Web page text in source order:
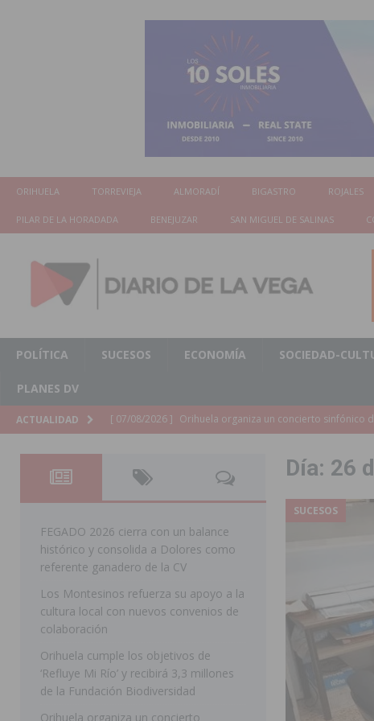
ORIHUELA TORREVIEJA ALMORADÍ BIGASTRO ROJALES
PILAR DE LA HORADADA BENEJUZAR SAN MIGUEL DE SALINAS
POLÍTICA SUCESOS ECONOMÍA SOCIEDAD-
PLANES DV
ACTUALIDAD [ 07/08/2026 ] El Ayuntamiento de Almoradí mejora la
[ 07/08/2026 ]
Educación destina 1,2 millones
[ 07/08/2026 ] La Policía Nacional desarticula un grupo
clonación de llaves electrónicas
[ 07/08/2026 ] Torrevieja impulsa el empleo con la
[ 07/08/2026 ] Raiguero de Bonanza alerta del riesgo
[ 07/08/2026 ]
La Generalitat impulsa el
[ 07/08/2026 ] Benferri ya se prepara para dar comienzo
Día: 26
SUCESOS
FEGADO 2026 cierra con un balance
histórico y consolida a Dolores como
referente ganadero de la CV
Los Montesinos refuerza su apoyo a la
cultura local con nuevos convenios de
colaboración
Orihuela cumple los objetivos de
‘Refluye Mi Río’ y recibirá 3,3 millones
de la Fundación Biodiversidad
Orihuela organiza un concierto